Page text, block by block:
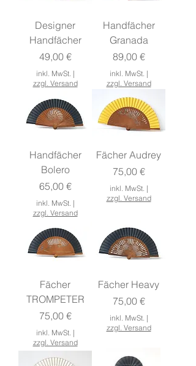
Designer
Handfächer
Preis
49,00 €
inkl. MwSt. |
zzgl. Versand
Handfächer
Granada
Preis
89,00 €
inkl. MwSt. |
zzgl. Versand
Handfächer
Bolero
Preis
65,00 €
inkl. MwSt. |
zzgl. Versand
Fächer Audrey
Preis
75,00 €
inkl. MwSt. |
zzgl. Versand
Fächer
TROMPETER
Preis
75,00 €
inkl. MwSt. |
zzgl. Versand
Fächer Heavy
Preis
75,00 €
inkl. MwSt. |
zzgl. Versand